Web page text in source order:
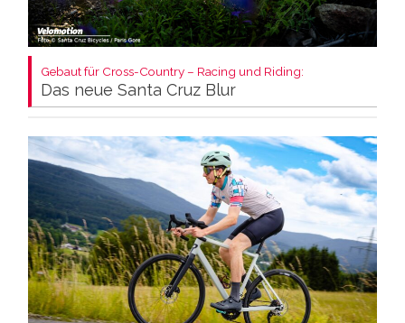
Gebaut für Cross-Country – Racing und Riding:
Das neue Santa Cruz Blur